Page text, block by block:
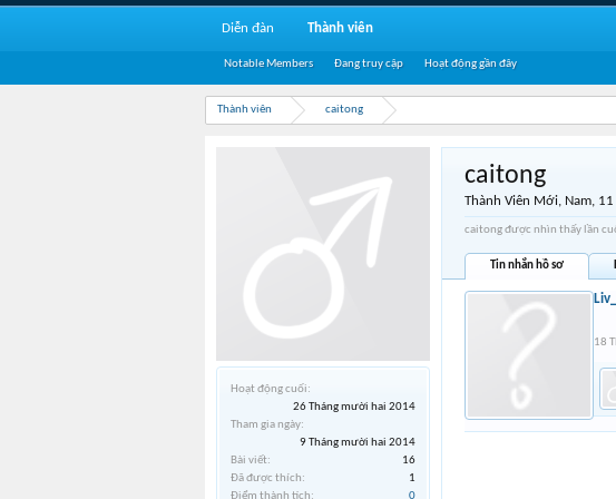
Thành viên caitong
Hoạt động cuối:
26 Tháng mười hai 2014
Tham gia ngày:
9 Tháng mười hai 2014
Bài viết:
16
Đã được thích:
1
Điểm thành tích:
0
caitong
Thành Viên Mới, Nam, 11
caitong được nhìn thấy lần
Tin nhắn hồ sơ
18
Diễn đàn Thành viên
Notable Members Đang truy cập Hoạt động gần đây